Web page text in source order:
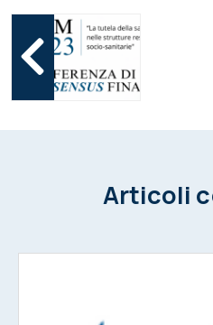
Articoli